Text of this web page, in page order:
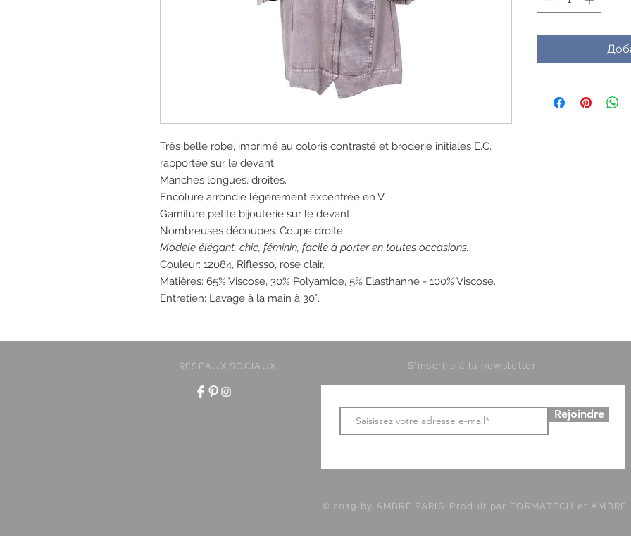
Très belle robe, imprimé au coloris contrasté et broderie initiales E.C.
rapportée sur le devant.
Manches longues, droites.
Encolure arrondie légèrement excentrée en V.
Garniture petite bijouterie sur le devant.
Nombreuses découpes. Coupe droite.
Modèle élégant, chic, féminin, facile à porter en toutes occasions.
Couleur: 12084, Riflesso, rose clair.
Matières: 65% Viscose, 30% Polyamide, 5% Elasthanne - 100% Viscose.
Entretien: Lavage à la main à 30°.
RESEAUX SOCIAUX S'inscrire à la newsletter
Rejoindre
© 2019 by AMBRE PARIS. Produit par FORMATECH et AMBRE